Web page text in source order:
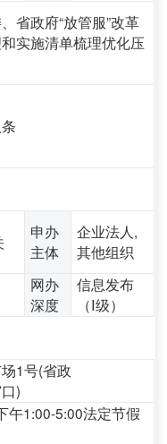
省政府“放管服”改革
实施清单梳理优化压
申办
主体
企业法人,
其他组织
网办
深度
信息发布
（Ⅰ级）
1号(省政
)
午1:00-5:00法定节假